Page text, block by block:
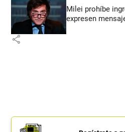
Milei prohíbe
expresen
share